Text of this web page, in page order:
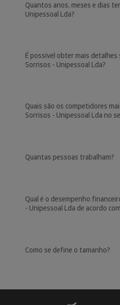
Quantos anos, meses e dias
Unipessoal Lda?
É possível obter mais
Sorrisos - Unipessoal Lda?
Quais são os competidores
Sorrisos - Unipessoal Lda no
Quantas pessoas trabalham?
Qual é o desempenho
- Unipessoal Lda de acordo
Como se define o tamanho?